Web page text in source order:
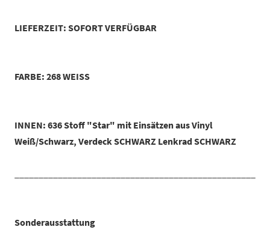
LIEFERZEIT: SOFORT VERFÜGBAR
FARBE: 268 WEISS
INNEN: 636 Stoff "Star" mit Einsätzen aus Vinyl
Weiß/Schwarz, Verdeck SCHWARZ Lenkrad SCHWARZ
Sonderausstattung